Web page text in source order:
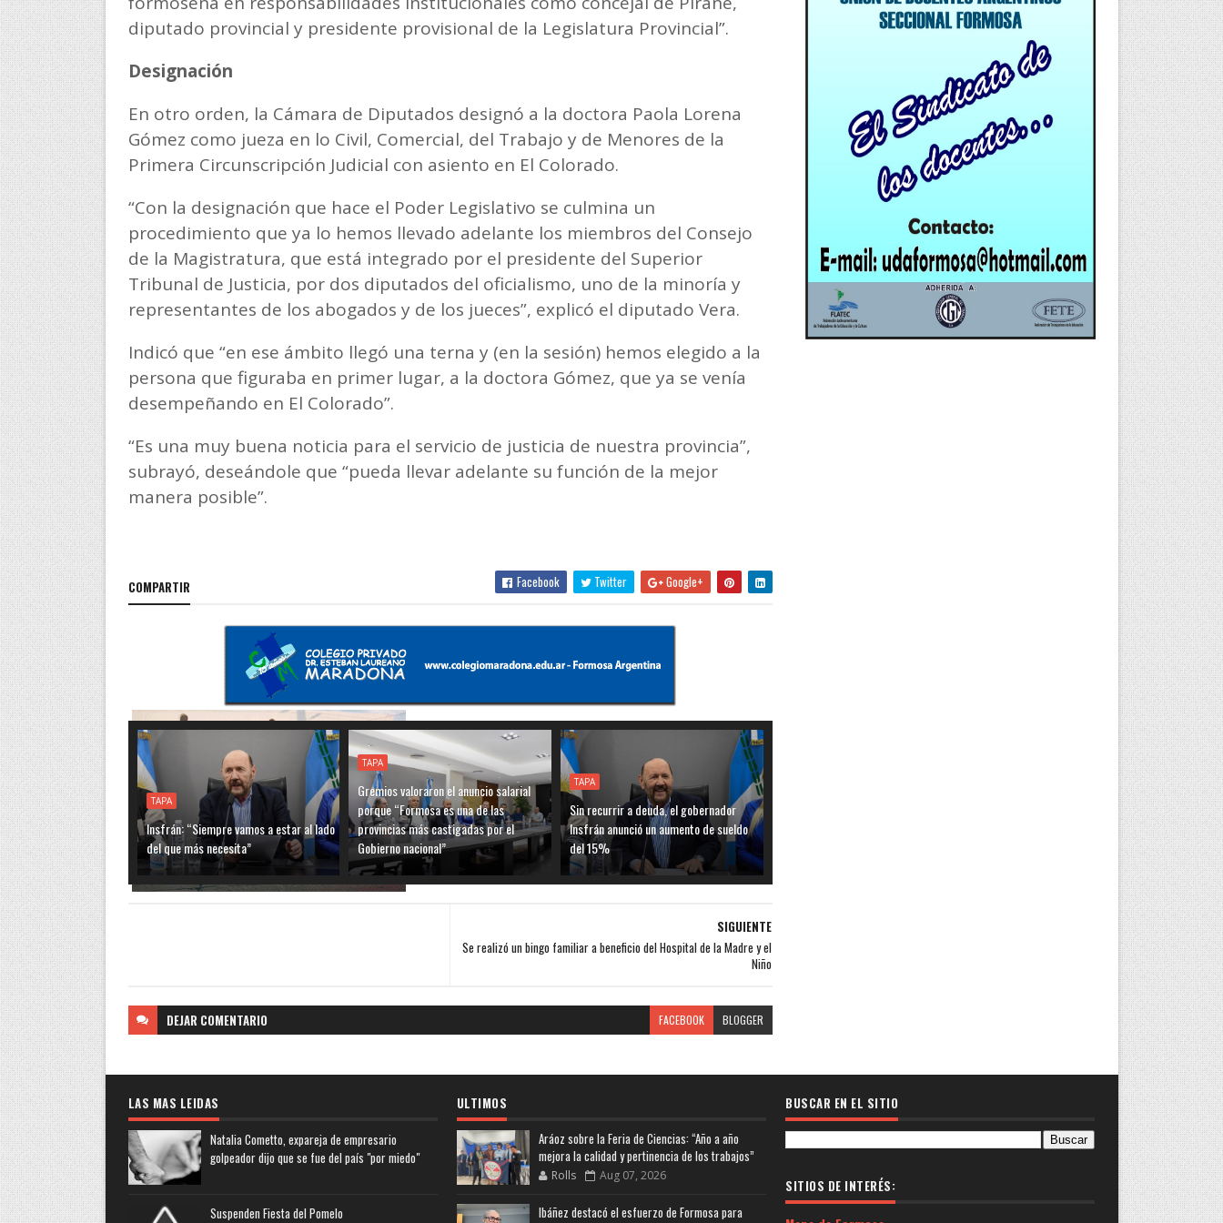
diputado provincial y presidente provisional de la Legislatura Provincial”.
Designación
En otro orden, la Cámara de Diputados designó a la doctora Paola Lorena
Gómez como jueza en lo Civil, Comercial, del Trabajo y de Menores de la
Primera Circunscripción Judicial con asiento en El Colorado.
“Con la designación que hace el Poder Legislativo se culmina un
procedimiento que ya lo hemos llevado adelante los miembros del Consejo
de la Magistratura, que está integrado por el presidente del Superior
Tribunal de Justicia, por dos diputados del oficialismo, uno de la minoría y
representantes de los abogados y de los jueces”, explicó el diputado Vera.
Indicó que “en ese ámbito llegó una terna y (en la sesión) hemos elegido a la
persona que figuraba en primer lugar, a la doctora Gómez, que ya se venía
desempeñando en El Colorado”.
“Es una muy buena noticia para el servicio de justicia de nuestra provincia”,
subrayó, deseándole que “pueda llevar adelante su función de la mejor
manera posible”.
COMPARTIR Facebook Twitter Google+
TAPA
Insfrán: “Siempre vamos a estar al lado
del que más necesita”
TAPA
Gremios valoraron el anuncio salarial
porque “Formosa es una de las
provincias más castigadas por el
Gobierno nacional”
TAPA
Sin recurrir a deuda, el gobernador
Insfrán anunció un aumento de sueldo
del 15%
SIGUIENTE
Se realizó un bingo familiar a beneficio del Hospital de la Madre y el
Niño
DEJAR COMENTARIO FACEBOOK BLOGGER
LAS MAS LEIDAS
Natalia Cometto, expareja de empresario
golpeador dijo que se fue del país "por miedo"
Suspenden Fiesta del Pomelo
ULTIMOS
Aráoz sobre la Feria de Ciencias: “Año a año
mejora la calidad y pertinencia de los trabajos”
Rolls Aug 07, 2026
Ibáñez destacó el esfuerzo de Formosa para
BUSCAR EN EL SITIO
SITIOS DE INTERÉS: